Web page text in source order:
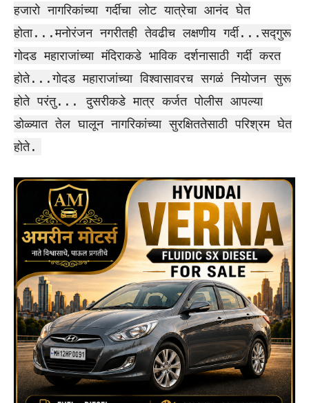
हजारो नागरिकांच्या गर्दीचा लोट यात्रेचा आनंद घेत
होता...मनोरंजन नगरीतही तेवढीच लक्षणीय गर्दी...सद्गुरू
गोदड महाराजांच्या मंदिराकडे भाविक दर्शनासाठी गर्दी करत
होते...गोदड महाराजांच्या विश्वासावरच सगळं नियोजन सुरू
होते परंतु... दुसरीकडे मात्र कर्जत पोलीस आपल्या
डोळ्यात तेल घालून नागरिकांच्या सुरक्षिततेसाठी परिश्रम घेत
होते.